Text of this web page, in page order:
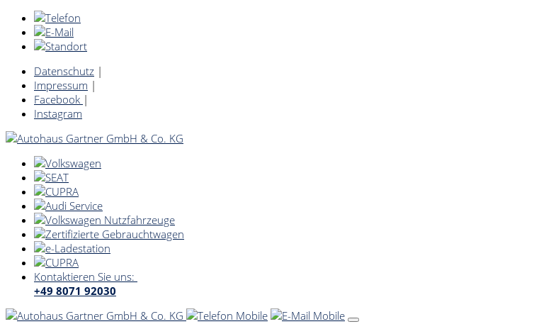
Datenschutz |
Impressum |
Facebook |
Instagram
Kontaktieren Sie uns:
+49 8071 92030